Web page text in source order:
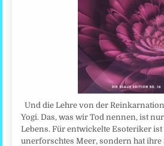
Und die Lehre von der
Yogi. Das, was wir Tod nennen, ist
Lebens. Für entwickelte Esoteriker ist
unerforschtes Meer, sondern hat